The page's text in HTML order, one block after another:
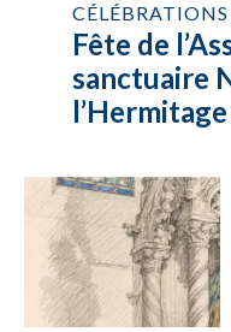
Fête de
sanctuaire
l’Hermitage